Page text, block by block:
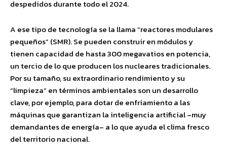
despedidos durante todo el 2024.
A ese tipo de tecnología se la llama “reactores modulares
pequeños” (SMR). Se pueden construir en módulos y
tienen capacidad de hasta 300 megavatios en potencia,
un tercio de lo que producen los nucleares tradicionales.
Por su tamaño, su extraordinario rendimiento y su
“limpieza” en términos ambientales son un desarrollo
clave, por ejemplo, para dotar de enfriamiento a las
máquinas que garantizan la inteligencia artificial –muy
demandantes de energía– a lo que ayuda el clima fresco
del territorio nacional.